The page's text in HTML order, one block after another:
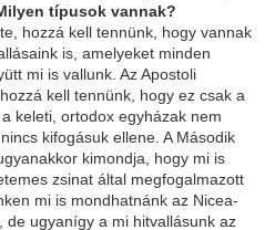
típusok vannak?
hozzá kell tennünk, hogy vannak
is, amelyeket minden
mi is vallunk. Az Apostoli
kell tennünk, hogy ez csak a
keleti, ortodox egyházak nem
kifogásuk ellene. A Második
kimondja, hogy mi is
zsinat által megfogalmazott
mi is mondhatnánk az Nicea-
de ugyanígy a mi hitvallásunk az